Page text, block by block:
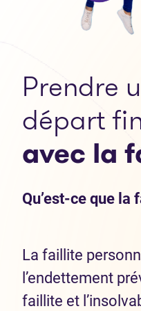
Prendre
départ
avec la
Qu’est-ce que la
La faillite
l’endettement
faillite et